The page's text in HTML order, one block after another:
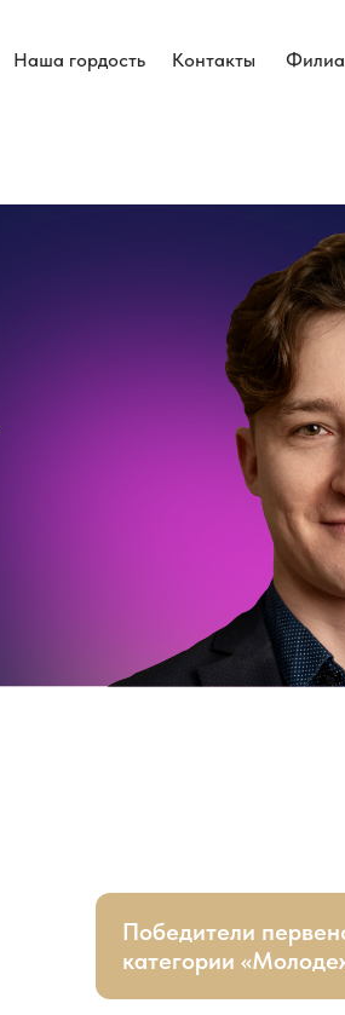
Наша гордость Контакты
Победители
категории